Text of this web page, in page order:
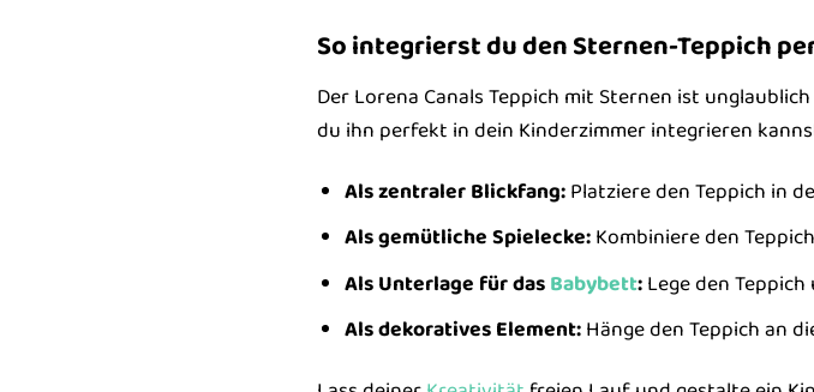
So integrierst du den Sternen-Teppich
Der Lorena Canals Teppich mit Sternen ist
du ihn perfekt in dein Kinderzimmer integrieren
Als zentraler Blickfang:Platziere den Teppich in
Als gemütliche Spielecke:Kombiniere den
Als Unterlage für dasBabybett:Lege den
Als dekoratives Element:Hänge den Teppich an